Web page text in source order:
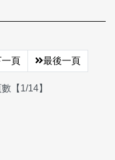
一頁 最後一頁
【1/14】